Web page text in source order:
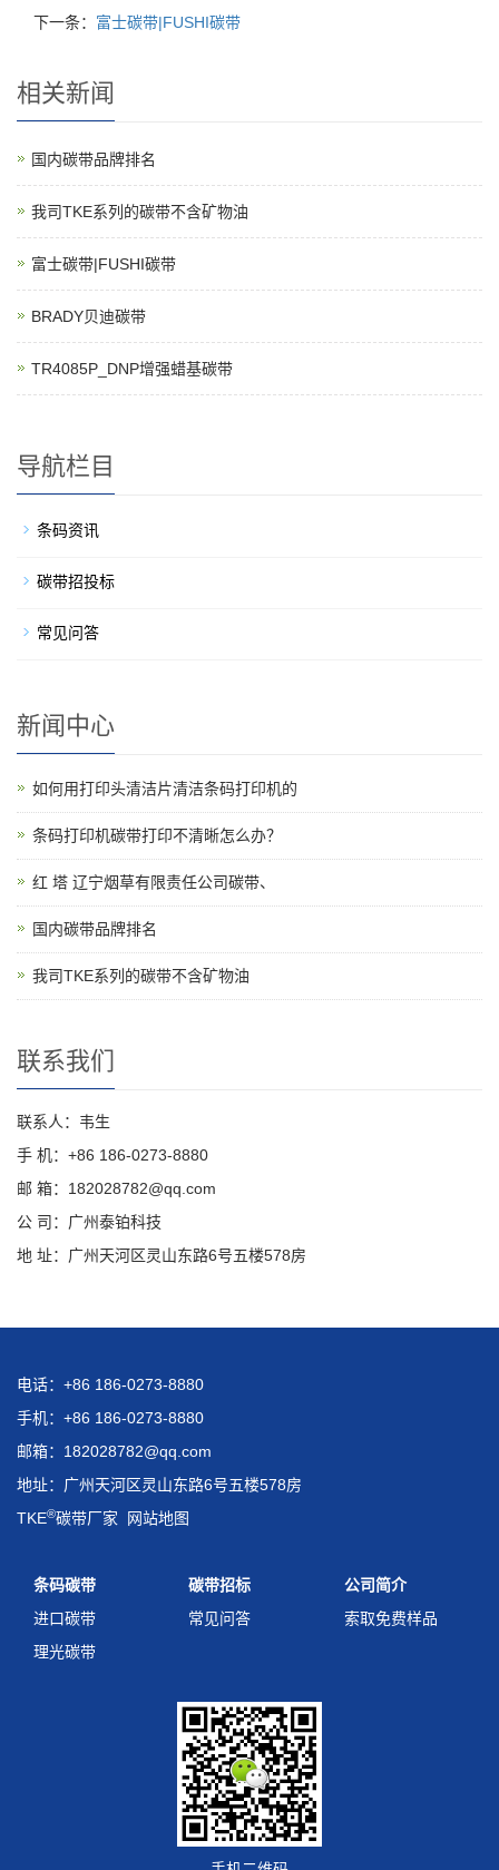
下一条： 富士碳带|FUSHI碳带
相关新闻
国内碳带品牌排名
我司TKE系列的碳带不含矿物油
富士碳带|FUSHI碳带
BRADY贝迪碳带
TR4085P_DNP增强蜡基碳带
导航栏目
条码资讯
碳带招投标
常见问答
新闻中心
如何用打印头清洁片清洁条码打印机的
条码打印机碳带打印不清晰怎么办？
红 塔 辽宁烟草有限责任公司碳带、
国内碳带品牌排名
我司TKE系列的碳带不含矿物油
联系我们
联系人：韦生
手 机：+86 186-0273-8880
邮 箱：182028782@qq.com
公 司：广州泰铂科技
地 址：广州天河区灵山东路6号五楼578房
电话：+86 186-0273-8880
手机：+86 186-0273-8880
邮箱：182028782@qq.com
地址：广州天河区灵山东路6号五楼578房
TKE®碳带厂家 网站地图
条码碳带
进口碳带
理光碳带
碳带招标
常见问答
公司简介
索取免费样品